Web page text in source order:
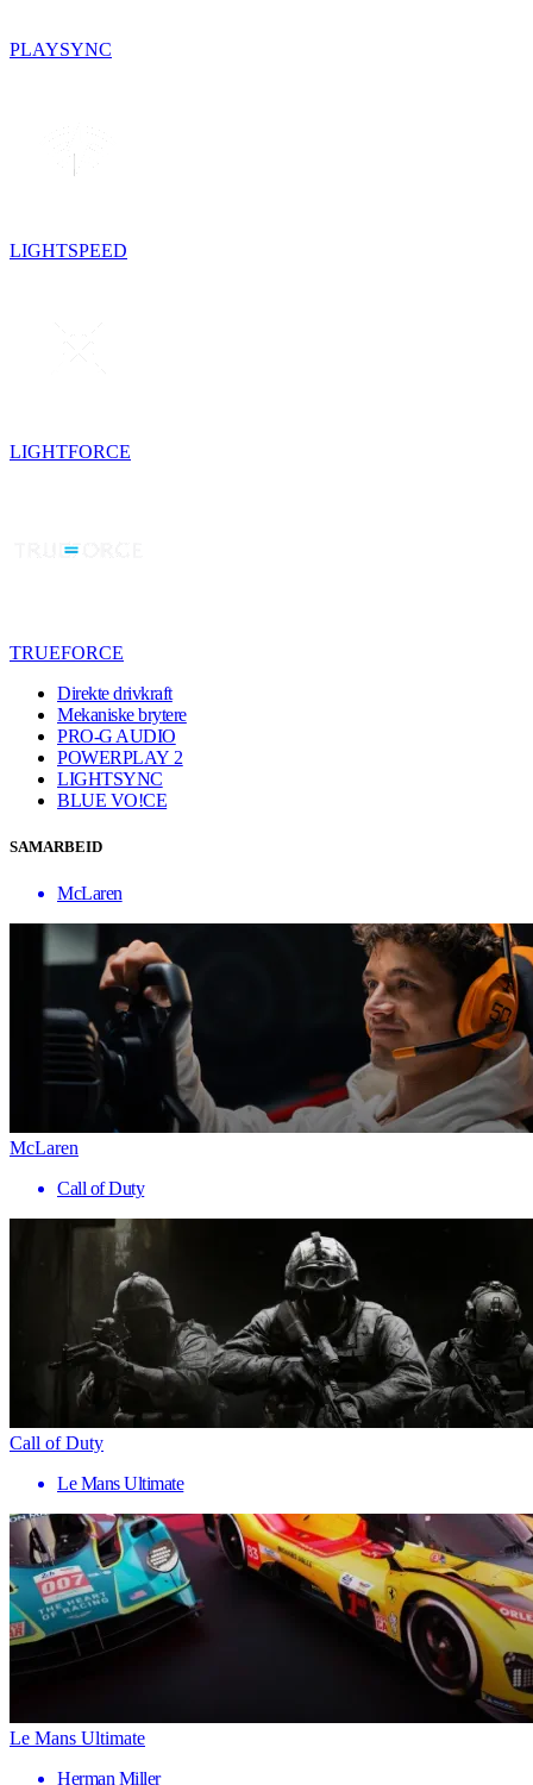
PLAYSYNC
LIGHTSPEED
LIGHTFORCE
TRUEFORCE
Direkte drivkraft
Mekaniske brytere
PRO-G AUDIO
POWERPLAY 2
LIGHTSYNC
BLUE VO!CE
SAMARBEID
McLaren
McLaren
Call of Duty
Call of Duty
Le Mans Ultimate
Le Mans Ultimate
Herman Miller